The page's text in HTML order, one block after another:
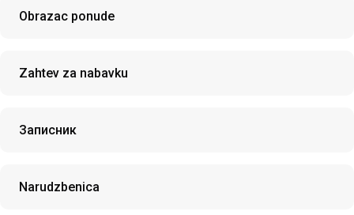
Obrazac ponude
Zahtev za nabavku
Записник
Narudzbenica